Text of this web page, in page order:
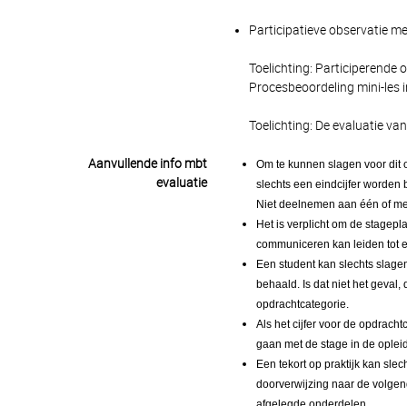
Participatieve observatie
Toelichting: Participerende
Procesbeoordeling mini-les
Toelichting: De evaluatie
Aanvullende info mbt
evaluatie
Om te kunnen slagen voor
slechts een eindcijfer worden
Niet deelnemen aan één of
Het is verplicht om de
communiceren kan leiden tot
Een student kan slechts
behaald. Is dat niet het
opdrachtcategorie.
Als het cijfer voor de
gaan met de stage in de
Een tekort op praktijk kan
doorverwijzing naar de